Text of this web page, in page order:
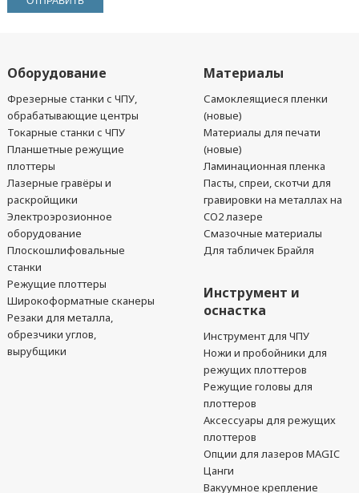
Оборудование
Фрезерные станки с ЧПУ,
обрабатывающие центры
Токарные станки с ЧПУ
Планшетные режущие
плоттеры
Лазерные гравёры и
раскройщики
Электроэрозионное
оборудование
Плоскошлифовальные
станки
Режущие плоттеры
Широкоформатные сканеры
Резаки для металла,
обрезчики углов,
вырубщики
Материалы
Самоклеящиеся пленки
(новые)
Материалы для печати
(новые)
Ламинационная пленка
Пасты, спреи, скотчи для
гравировки на металлах на
CO2 лазере
Смазочные материалы
Для табличек Брайля
Инструмент и
оснастка
Инструмент для ЧПУ
Ножи и пробойники для
режущих плоттеров
Режущие головы для
плоттеров
Аксессуары для режущих
плоттеров
Опции для лазеров MAGIC
Цанги
Вакуумное крепление